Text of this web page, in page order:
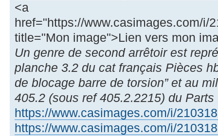
<a
href="https://www.casimages.com/i/
title="Mon image">Lien vers mon
Un genre de second arrêtoir est
planche 3.2 du cat français Pièces
de blocage barre de torsion” et au
405.2 (sous ref 405.2.2215) du
https://www.casimages.com/i/
https://www.casimages.com/i/